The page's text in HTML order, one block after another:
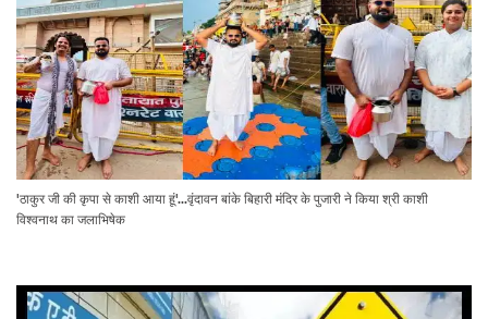
'ठाकुर जी की कृपा से काशी आया हूं'...वृंदावन बांके बिहारी मंदिर के पुजारी ने किया श्री काशी
विश्वनाथ का जलाभिषेक